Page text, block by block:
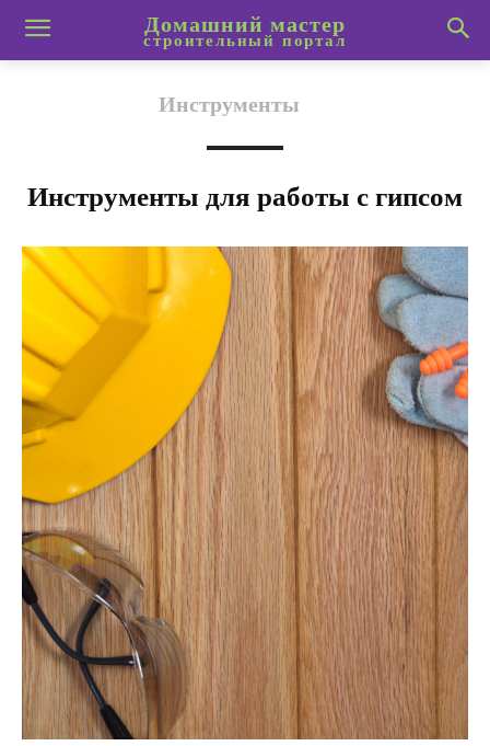
Домашний мастер
строительный портал
Инструменты
Инструменты для работы с гипсом